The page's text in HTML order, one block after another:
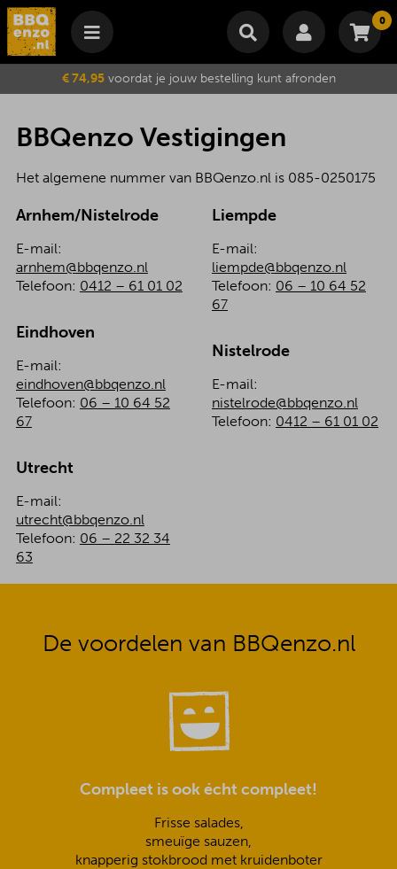
0
Winkelmand
Je winkelwagen is momenteel leeg.
Subtotaal €
Wijzig winkelmand
€ 74,95voordat je jouw bestelling kunt afronden
BBQenzo Vestigingen
Het algemene nummer van BBQenzo.nl is 085-0250175
Arnhem/Nistelrode
E-mail:
arnhem@bbqenzo.nl
Telefoon: 0412 – 61 01 02
Eindhoven
E-mail:
eindhoven@bbqenzo.nl
Telefoon: 06 – 10 64 52
67
Utrecht
E-mail:
utrecht@bbqenzo.nl
Telefoon: 06 – 22 32 34
63
Liempde
E-mail:
liempde@bbqenzo.nl
Telefoon: 06 – 10 64 52
67
Nistelrode
E-mail:
nistelrode@bbqenzo.nl
Telefoon: 0412 – 61 01 02
De voordelen van BBQenzo.nl
Compleet is ook écht compleet!
Frisse salades,
smeuïge sauzen,
knapperig stokbrood met kruidenboter